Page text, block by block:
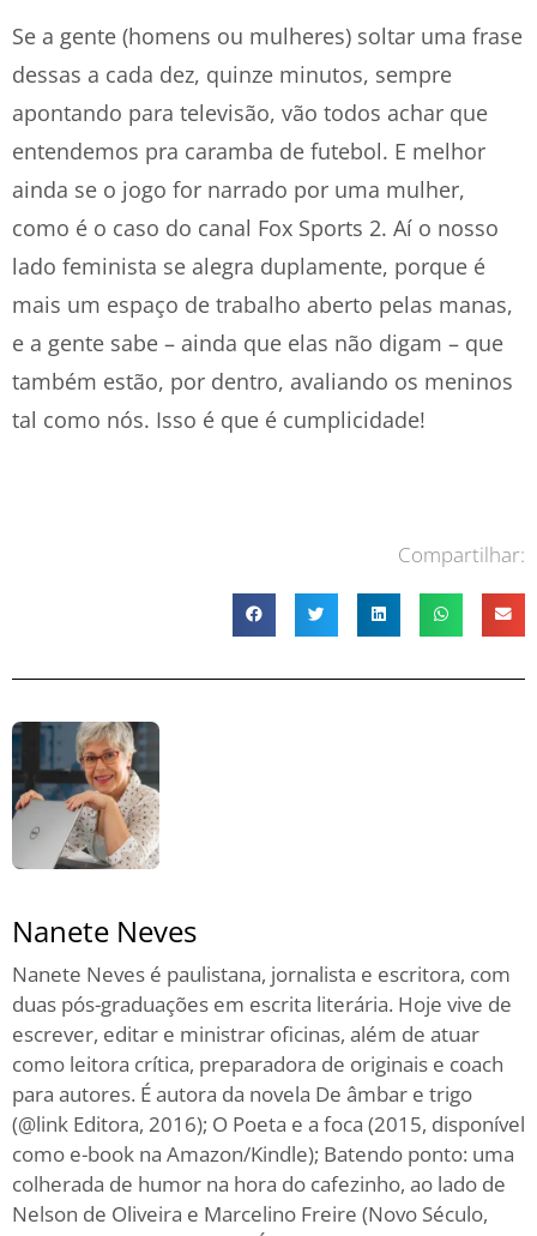
Se a gente (homens ou mulheres) soltar uma frase
dessas a cada dez, quinze minutos, sempre
apontando para televisão, vão todos achar que
entendemos pra caramba de futebol. E melhor
ainda se o jogo for narrado por uma mulher,
como é o caso do canal Fox Sports 2. Aí o nosso
lado feminista se alegra duplamente, porque é
mais um espaço de trabalho aberto pelas manas,
e a gente sabe – ainda que elas não digam – que
também estão, por dentro, avaliando os meninos
tal como nós. Isso é que é cumplicidade!
Compartilhar:
Nanete Neves
Nanete Neves é paulistana, jornalista e escritora, com
duas pós-graduações em escrita literária. Hoje vive de
escrever, editar e ministrar oficinas, além de atuar
como leitora crítica, preparadora de originais e coach
para autores. É autora da novela De âmbar e trigo
(@link Editora, 2016); O Poeta e a foca (2015, disponível
como e-book na Amazon/Kindle); Batendo ponto: uma
colherada de humor na hora do cafezinho, ao lado de
Nelson de Oliveira e Marcelino Freire (Novo Século,